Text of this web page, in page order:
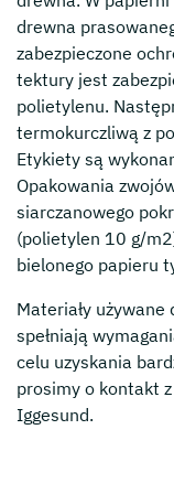
drewna
zabezpieczone
tektury jest
polietylenu.
termokurczliwą z
Etykiety są
Opakowania
siarczanowego
(polietylen 10 g/
bielonego papieru
Materiały
spełniają
celu uzyskania
prosimy o kontakt
Iggesund.